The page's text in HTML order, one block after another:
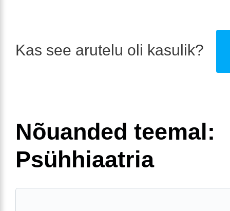
Kas see arutelu oli kasulik?
Nõuanded teemal:
Psühhiaatria